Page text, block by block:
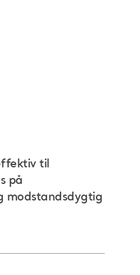
til
på
modstandsdygtig